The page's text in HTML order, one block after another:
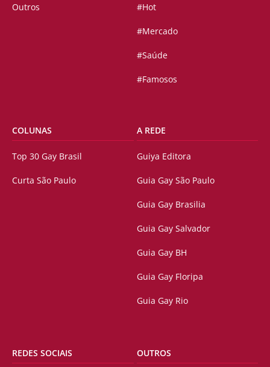
Outros #Hot
#Mercado
#Saúde
#Famosos
COLUNAS
Top 30 Gay Brasil
Curta São Paulo
A REDE
Guiya Editora
Guia Gay São Paulo
Guia Gay Brasilia
Guia Gay Salvador
Guia Gay BH
Guia Gay Floripa
Guia Gay Rio
REDES SOCIAIS OUTROS